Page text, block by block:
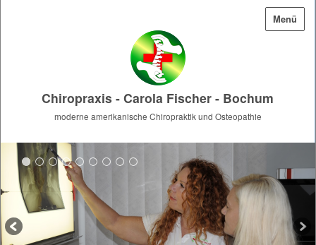
Menü
Chiropraxis - Carola Fischer - Bochum
moderne amerikanische Chiropraktik und Osteopathie